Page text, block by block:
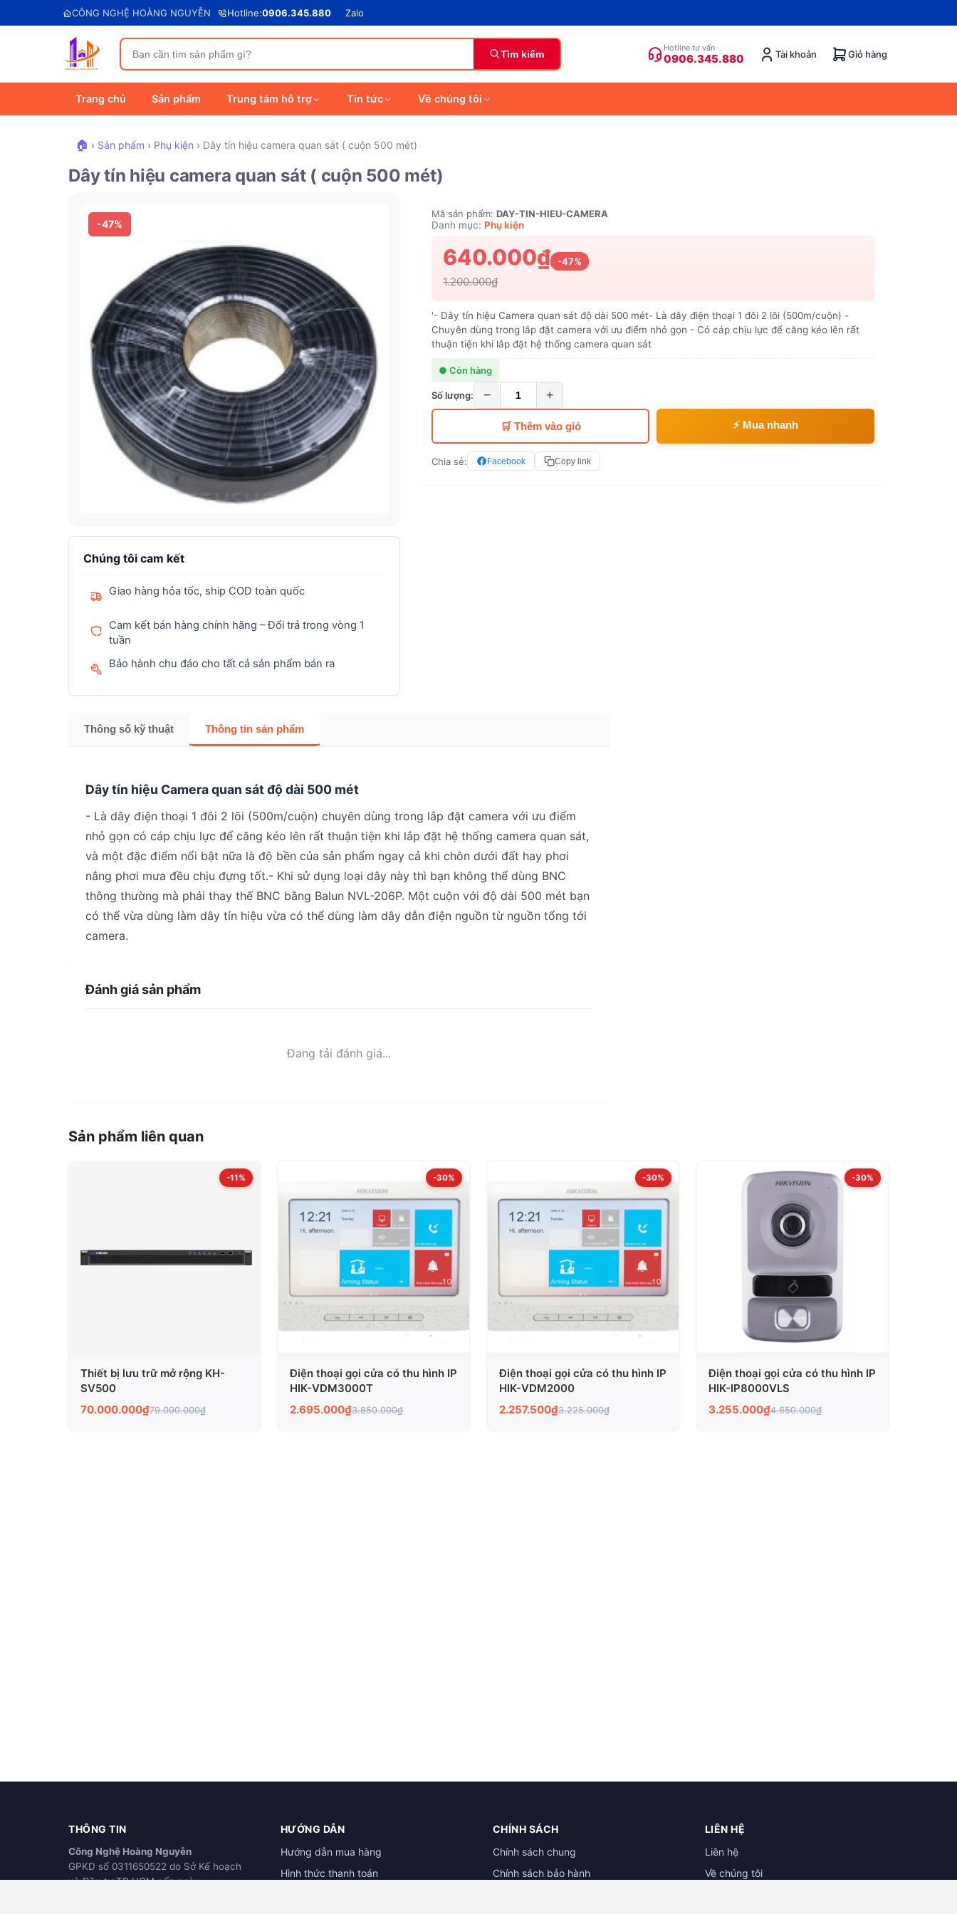
CÔNG NGHỆ HOÀNG NGUYỄN Hotline:0906.345.880 Zalo
Tìm kiếm
Hotline tư vấn
0906.345.880 Tài khoản Giỏ hàng
Trang chủ Sản phẩm Trung tâm hỗ trợ Tin tức Về chúng tôi
🏠 › Sản phẩm › Phụ kiện › Dây tín hiệu camera quan sát ( cuộn 500 mét)
Dây tín hiệu camera quan sát ( cuộn 500 mét)
-47%
Chúng tôi cam kết
Giao hàng hỏa tốc, ship COD toàn quốc
Cam kết bán hàng chính hãng – Đổi trả trong vòng 1
tuần
Bảo hành chu đáo cho tất cả sản phẩm bán ra
Thông số kỹ thuật Thông tin sản phẩm
Dây tín hiệu Camera quan sát độ dài 500 mét
- Là dây điện thoại 1 đôi 2 lõi (500m/cuộn) chuyên dùng trong lắp đặt camera với ưu điểm
nhỏ gọn có cáp chịu lực để căng kéo lên rất thuận tiện khi lắp đặt hệ thống camera quan sát,
và một đặc điểm nổi bật nữa là độ bền của sản phẩm ngay cả khi chôn dưới đất hay phơi
nắng phơi mưa đều chịu đựng tốt.- Khi sử dụng loại dây này thì bạn không thể dùng BNC
thông thường mà phải thay thế BNC bằng Balun NVL-206P. Một cuộn với độ dài 500 mét bạn
có thể vừa dùng làm dây tín hiệu vừa có thể dùng làm dây dẫn điện nguồn từ nguồn tổng tới
camera.
Đánh giá sản phẩm
Đang tải đánh giá...
Mã sản phẩm: DAY-TIN-HIEU-CAMERA
Danh mục: Phụ kiện
640.000₫ -47%
1.200.000₫
'- Dây tín hiệu Camera quan sát độ dài 500 mét- Là dây điện thoại 1 đôi 2 lõi (500m/cuộn) -
Chuyên dùng trong lắp đặt camera với ưu điểm nhỏ gọn - Có cáp chịu lực để căng kéo lên rất
thuận tiện khi lắp đặt hệ thống camera quan sát
● Còn hàng
Số lượng: − +
🛒 Thêm vào giỏ ⚡ Mua nhanh
Chia sẻ: Facebook Copy link
Sản phẩm liên quan
-11%
Thiết bị lưu trữ mở rộng KH-
SV500
70.000.000₫79.000.000₫
-30%
Điện thoại gọi cửa có thu hình IP
HIK-VDM3000T
2.695.000₫3.850.000₫
-30%
Điện thoại gọi cửa có thu hình IP
HIK-VDM2000
2.257.500₫3.225.000₫
-30%
Điện thoại gọi cửa có thu hình IP
HIK-IP8000VLS
3.255.000₫4.650.000₫
THÔNG TIN
Công Nghệ Hoàng Nguyễn
GPKD số 0311650522 do Sở Kế hoạch
và Đầu tư TP.HCM cấp ngày
HƯỚNG DẪN
Hướng dẫn mua hàng
Hình thức thanh toán
CHÍNH SÁCH
Chính sách chung
Chính sách bảo hành
LIÊN HỆ
Liên hệ
Về chúng tôi